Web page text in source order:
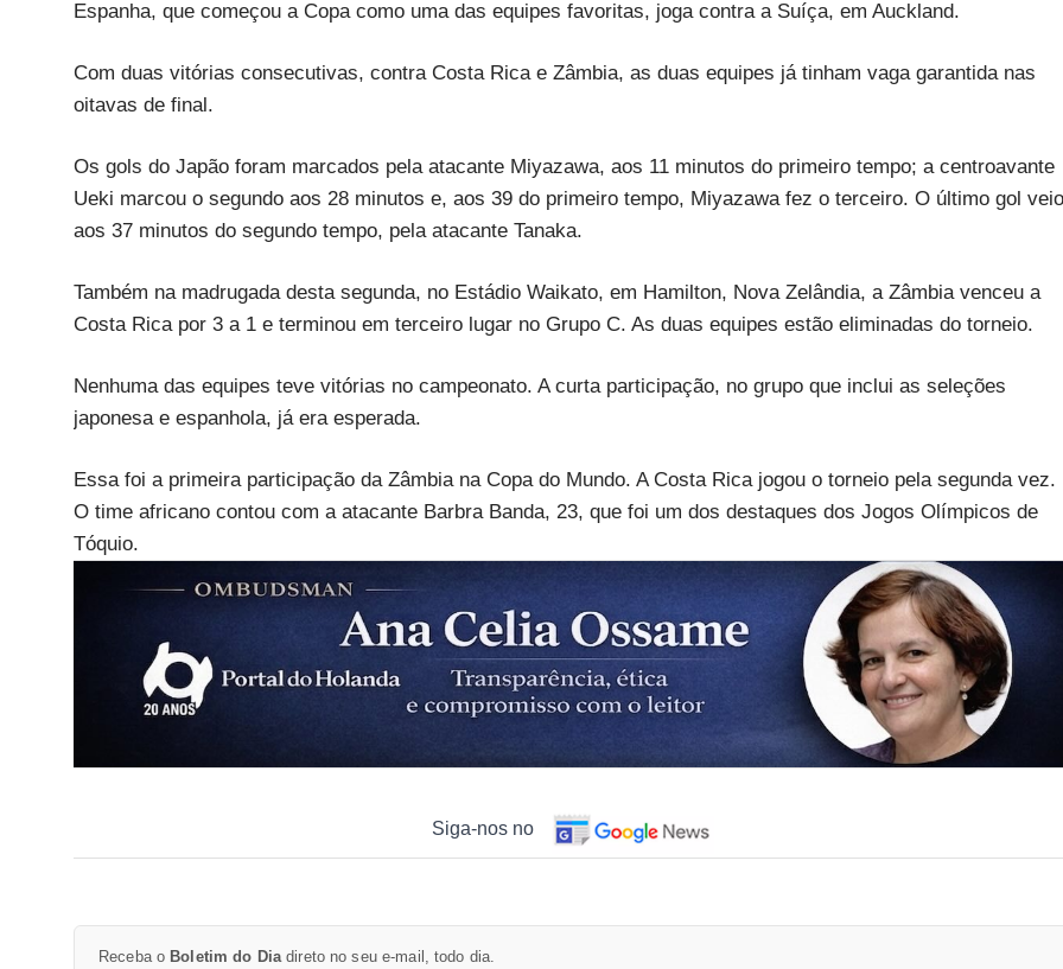
Espanha, que começou a Copa como uma das equipes favoritas, joga contra a Suíça, em Auckland.
Com duas vitórias consecutivas, contra Costa Rica e Zâmbia, as duas equipes já tinham vaga garantida nas
oitavas de final.
Os gols do Japão foram marcados pela atacante Miyazawa, aos 11 minutos do primeiro tempo; a centroavante
Ueki marcou o segundo aos 28 minutos e, aos 39 do primeiro tempo, Miyazawa fez o terceiro. O último gol veio
aos 37 minutos do segundo tempo, pela atacante Tanaka.
Também na madrugada desta segunda, no Estádio Waikato, em Hamilton, Nova Zelândia, a Zâmbia venceu a
Costa Rica por 3 a 1 e terminou em terceiro lugar no Grupo C. As duas equipes estão eliminadas do torneio.
Nenhuma das equipes teve vitórias no campeonato. A curta participação, no grupo que inclui as seleções
japonesa e espanhola, já era esperada.
Essa foi a primeira participação da Zâmbia na Copa do Mundo. A Costa Rica jogou o torneio pela segunda vez.
O time africano contou com a atacante Barbra Banda, 23, que foi um dos destaques dos Jogos Olímpicos de
Tóquio.
Siga-nos no
Receba o Boletim do Diadireto no seu e-mail, todo dia.